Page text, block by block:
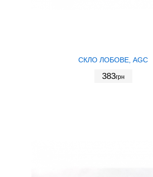
СКЛО ЛОБОВЕ, AGC
383грн